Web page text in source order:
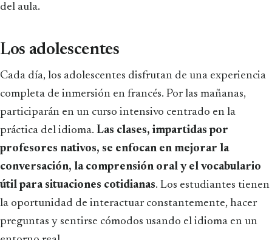
del aula.
Los adolescentes
Cada día, los adolescentes disfrutan de una experiencia
completa de inmersión en francés. Por las mañanas,
participarán en un curso intensivo centrado en la
práctica del idioma. Las clases, impartidas por
profesores nativos, se enfocan en mejorar la
conversación, la comprensión oral y el vocabulario
útil para situaciones cotidianas. Los estudiantes tienen
la oportunidad de interactuar constantemente, hacer
preguntas y sentirse cómodos usando el idioma en un